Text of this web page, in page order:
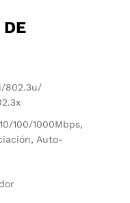
802.3u/
100/1000Mbps,
Auto-